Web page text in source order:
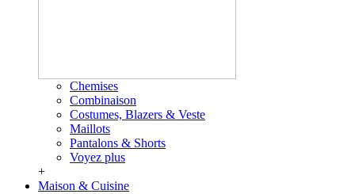
Chemises
Combinaison
Costumes, Blazers & Veste
Maillots
Pantalons & Shorts
Voyez plus
+
Maison & Cuisine